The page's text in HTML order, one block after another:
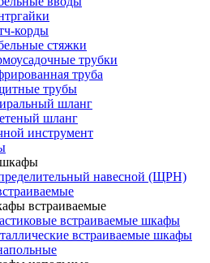
корды
стяжки
трубки
труба
трубы
шланг
шланг
инструмент
навесной (ЩРН)
встраиваемые
встраиваемые шкафы
встраиваемые шкафы